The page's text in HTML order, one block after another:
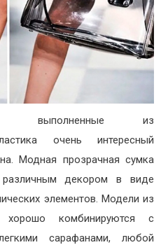
выполненные из
очень интересный
Модная прозрачная сумка
декором в виде
элементов. Модели из
хорошо комбинируются с
сарафанами, любой